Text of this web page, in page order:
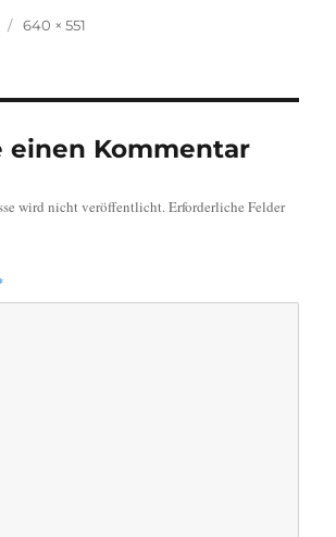
Originalgröße
640 × 551
einen Kommentar
wird nicht veröffentlicht.Erforderliche Felder